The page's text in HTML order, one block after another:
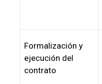
Formalización y
ejecución del
contrato